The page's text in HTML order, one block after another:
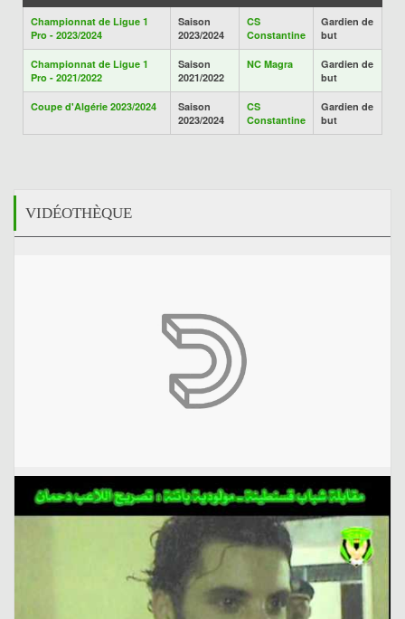
Championnat de Ligue 1
Pro - 2023/2024
Saison
2023/2024
CS
Constantine
Gardien de
but
Championnat de Ligue 1
Pro - 2021/2022
Saison
2021/2022
NC Magra
Gardien de
but
Coupe d'Algérie 2023/2024
Saison
2023/2024
CS
Constantine
Gardien de
but
VIDÉOTHÈQUE